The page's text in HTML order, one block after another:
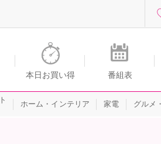
のショップチャンネル
本日お買い得 番組表
ホーム・インテリア 家電 グルメ